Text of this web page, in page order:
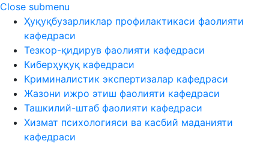
Close submenu
Ҳуқуқбузарликлар профилактикаси фаолияти
кафедраси
Тезкор-қидирув фаолияти кафедраси
Киберҳуқуқ кафедраси
Криминалистик экспертизалар кафедраси
Жазони ижро этиш фаолияти кафедраси
Ташкилий-штаб фаолияти кафедраси
Хизмат психологияси ва касбий маданияти
кафедраси